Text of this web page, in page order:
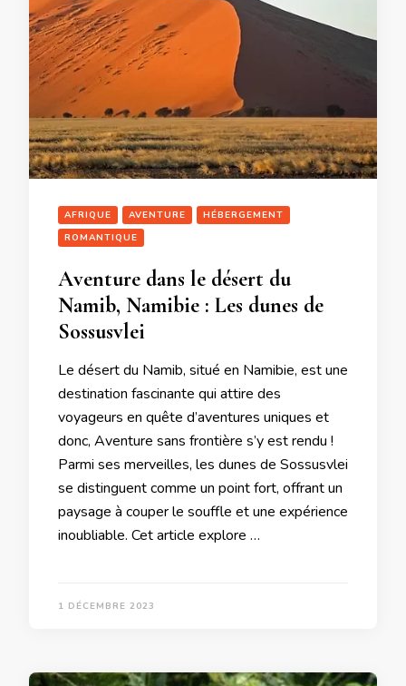
AFRIQUE AVENTURE
HÉBERGEMENT
ROMANTIQUE
Aventure dans le désert du
Namib, Namibie : Les dunes de
Sossusvlei
Le désert du Namib, situé en Namibie, est une
destination fascinante qui attire des
voyageurs en quête d’aventures uniques et
donc, Aventure sans frontière s’y est rendu !
Parmi ses merveilles, les dunes de Sossusvlei
se distinguent comme un point fort, offrant un
paysage à couper le souffle et une expérience
inoubliable. Cet article explore …
1 DÉCEMBRE 2023